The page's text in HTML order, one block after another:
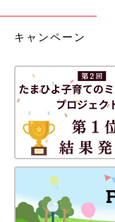
キャンペーン